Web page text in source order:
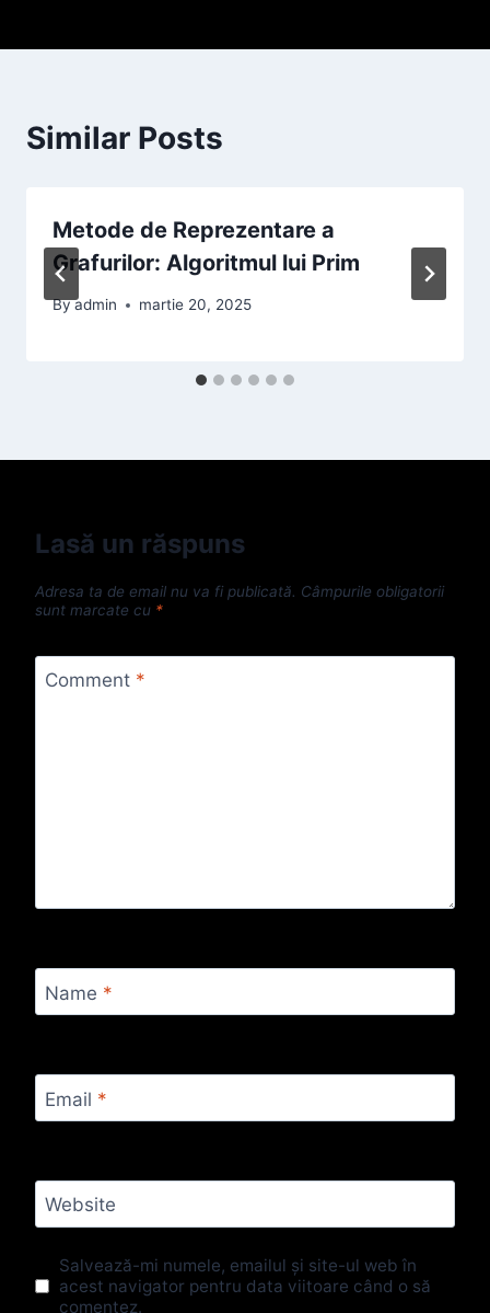
Similar Posts
Metode de Reprezentare a
Grafurilor: Algoritmul lui Prim
Byadmin martie 20, 2025
Lasă un răspuns
Adresa ta de email nu va fi publicată. Câmpurile obligatorii
sunt marcate cu *
Comment *
Name *
Email *
Website
Salvează-mi numele, emailul și site-ul web în
acest navigator pentru data viitoare când o să
comentez.